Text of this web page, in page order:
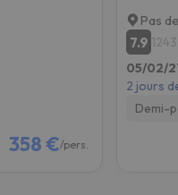
358 €/pers.
Pas
7.9
05/02/
2 jours
Demi-